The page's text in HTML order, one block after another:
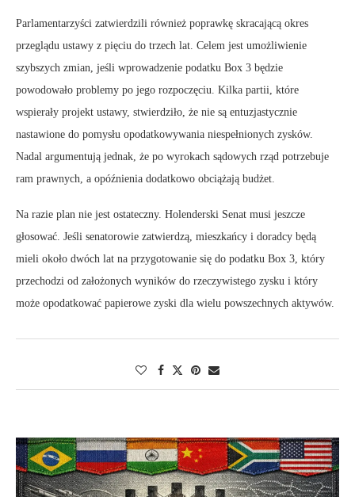
Parlamentarzyści zatwierdzili również poprawkę skracającą okres
przeglądu ustawy z pięciu do trzech lat. Celem jest umożliwienie
szybszych zmian, jeśli wprowadzenie podatku Box 3 będzie
powodowało problemy po jego rozpoczęciu. Kilka partii, które
wspierały projekt ustawy, stwierdziło, że nie są entuzjastycznie
nastawione do pomysłu opodatkowywania niespełnionych zysków.
Nadal argumentują jednak, że po wyrokach sądowych rząd potrzebuje
ram prawnych, a opóźnienia dodatkowo obciążają budżet.
Na razie plan nie jest ostateczny. Holenderski Senat musi jeszcze
głosować. Jeśli senatorowie zatwierdzą, mieszkańcy i doradcy będą
mieli około dwóch lat na przygotowanie się do podatku Box 3, który
przechodzi od założonych wyników do rzeczywistego zysku i który
może opodatkować papierowe zyski dla wielu powszechnych aktywów.